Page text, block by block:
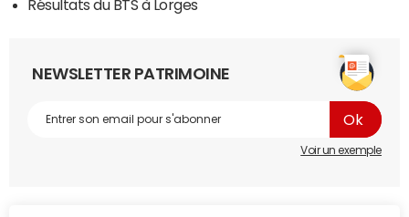
Résultats du BTS à Lorges
NEWSLETTER PATRIMOINE
Voir un exemple